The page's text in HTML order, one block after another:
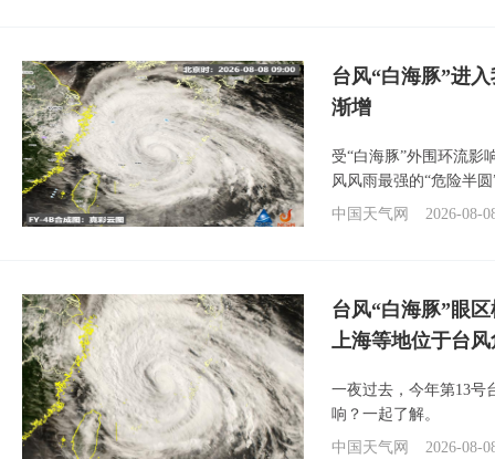
台风“白海豚”进
渐增
受“白海豚”外围环流影
风风雨最强的“危险半
中国天气网
2026-08-
台风“白海豚”眼
上海等地位于台
一夜过去，今年第13号
响？一起了解。
中国天气网
2026-08-